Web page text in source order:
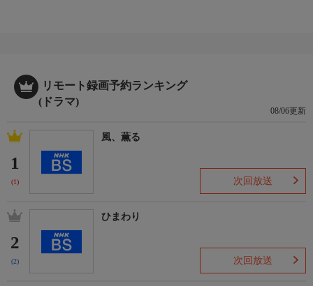
リモート録画予約ランキング
(ドラマ)
08/06更新
1
(1)
風、薫る
次回放送
2
(2)
ひまわり
次回放送